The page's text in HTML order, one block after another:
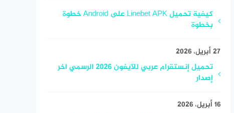
كيفية تحميل Linebet APK على Android خطوة
بخطوة
27 أبريل، 2026
تحميل إنستقرام عربي للآيفون 2026 الرسمي اخر
إصدار
16 أبريل، 2026